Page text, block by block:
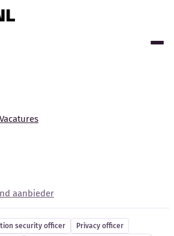
Vacatures
aanbieder
vacatures
security officer
Privacy officer